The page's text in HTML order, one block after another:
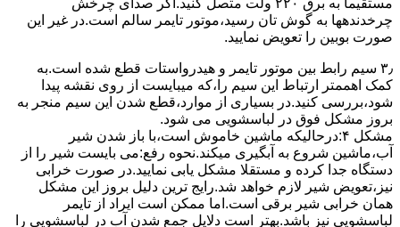
مستقیماً ﺑﻪ برق ۲۲۰ وﻟﺖ ﻣﺘﺼﻞ کنید.اﮔﺮ ﺻﺪای ﭼﺮﺧﺶ
چرخدندهها به گوش تان رﺳﯿﺪ،ﻣﻮﺗﻮر ﺗﺎﯾﻤﺮ ﺳﺎﻟﻢ اﺳﺖ.در ﻏﯿﺮ اﯾﻦ
ﺻﻮرت ﺑﻮﺑﯿﻦ را ﺗﻌﻮﯾﺾ ﻧﻤﺎﯾﯿﺪ.
۳٫ ﺳﯿﻢ راﺑﻂ ﺑﯿﻦ ﻣﻮﺗﻮر ﺗﺎﯾﻤﺮ و ﻫﯿﺪرواﺳﺘﺎت ﻗﻄﻊ ﺷﺪه اﺳﺖ.به
کمک اهممتر ارﺗﺒﺎط اﯾﻦ ﺳﯿﻢ را،ﮐﻪ میبایست از روی ﻧﻘﺸﻪ ﭘﯿﺪا
ﺷﻮد،بررسی ﮐﻨﯿﺪ.در ﺑﺴﯿﺎری از موارد،ﻗﻄﻊ ﺷﺪن اﯾﻦ ﺳﯿﻢ ﻣﻨﺠﺮ ﺑﻪ
ﺑﺮوز مشکل ﻓﻮق در لباسشویی می شود.
مشکل ۴:درحالیکه ﻣﺎﺷﯿﻦ ﺧﺎﻣﻮش اﺳﺖ،ﺑﺎ ﺑﺎز ﺷﺪن ﺷﯿﺮ
آب،ﻣﺎﺷﯿﻦ ﺷﺮوع ﺑﻪ آﺑﮕﯿﺮی میکند.نحوه رﻓﻊ:می بایست ﺷﯿﺮ را از
دستگاه جدا کرده و مستقلا مشکل یابی نمایید.در صورت خرابی
نیز،تعویض شیر لازم خواهد شد.رایج ترین دلیل بروز این مشکل
همان خرابی شیر برقی است.اما ممکن است ایراد از تایمر
لباسشویی نیز باشد.بهتر است دلایل جمع شدن آب در لباسشویی را